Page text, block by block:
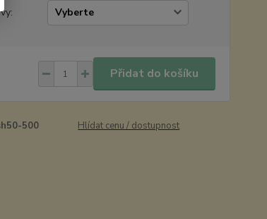
Přidat do košíku
500 Hlídat cenu / dostupnost